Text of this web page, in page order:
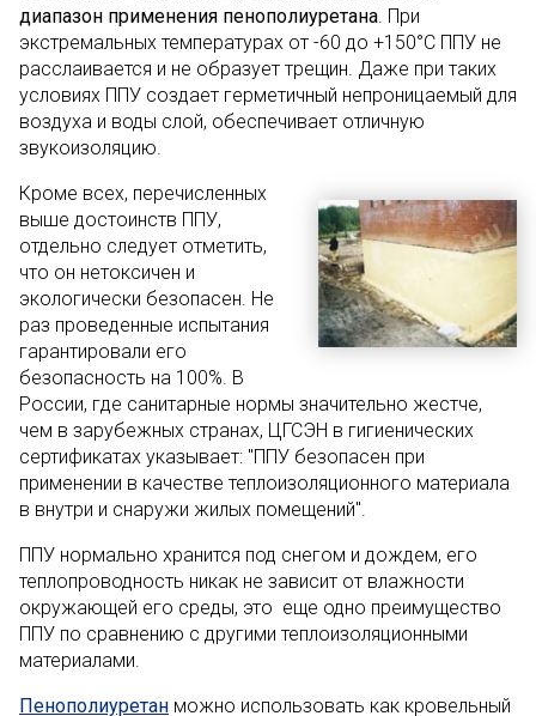
диапазон применения пенополиуретана. При
экстремальных температурах от -60 до +150°С ППУ не
расслаивается и не образует трещин. Даже при таких
условиях ППУ создает герметичный непроницаемый для
воздуха и воды слой, обеспечивает отличную
звукоизоляцию.
Кроме всех, перечисленных
выше достоинств ППУ,
отдельно следует отметить,
что он нетоксичен и
экологически безопасен. Не
раз проведенные испытания
гарантировали его
безопасность на 100%. В
России, где санитарные нормы значительно жестче,
чем в зарубежных странах, ЦГСЭН в гигиенических
сертификатах указывает: "ППУ безопасен при
применении в качестве теплоизоляционного материала
в внутри и снаружи жилых помещений".
ППУ нормально хранится под снегом и дождем, его
теплопроводность никак не зависит от влажности
окружающей его среды, это еще одно преимущество
ППУ по сравнению с другими теплоизоляционными
материалами.
Пенополиуретан можно использовать как кровельный